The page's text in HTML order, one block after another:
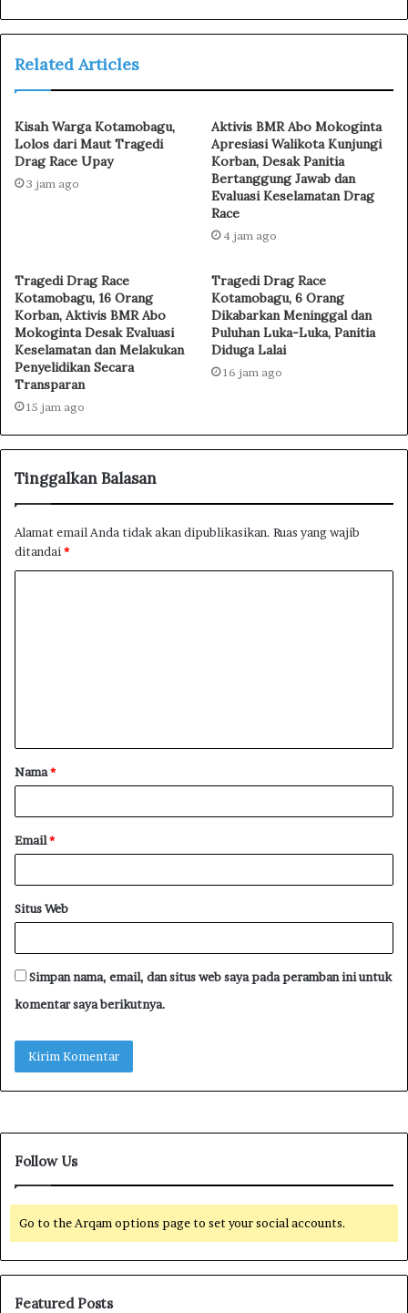
Related Articles
Kisah Warga Kotamobagu,
Lolos dari Maut Tragedi
Drag Race Upay
3 jam ago
Aktivis BMR Abo Mokoginta
Apresiasi Walikota Kunjungi
Korban, Desak Panitia
Bertanggung Jawab dan
Evaluasi Keselamatan Drag
Race
4 jam ago
Tragedi Drag Race
Kotamobagu, 16 Orang
Korban, Aktivis BMR Abo
Mokoginta Desak Evaluasi
Keselamatan dan Melakukan
Penyelidikan Secara
Transparan
15 jam ago
Tragedi Drag Race
Kotamobagu, 6 Orang
Dikabarkan Meninggal dan
Puluhan Luka-Luka, Panitia
Diduga Lalai
16 jam ago
Tinggalkan Balasan
Alamat email Anda tidak akan dipublikasikan. Ruas yang wajib
ditandai*
Nama*
Email*
Situs Web
Simpan nama, email, dan situs web saya pada peramban ini untuk
komentar saya berikutnya.
Follow Us
Go to the Arqam options page to set your social accounts.
Featured Posts